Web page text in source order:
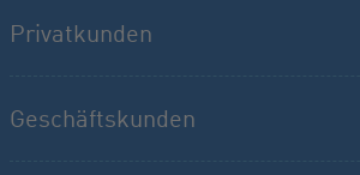
Privatkunden
Geschäftskunden